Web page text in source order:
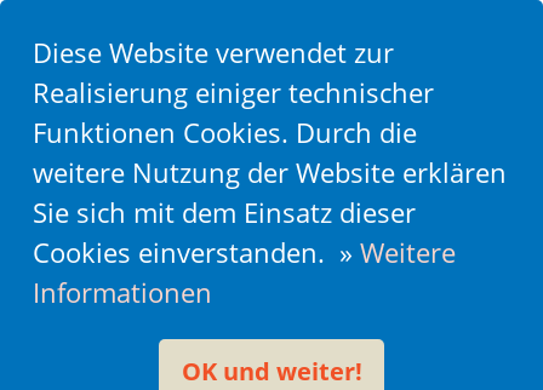
Diese Website verwendet zur
Realisierung einiger technischer
Funktionen Cookies. Durch die
weitere Nutzung der Website erklären
Sie sich mit dem Einsatz dieser
Cookies einverstanden. » Weitere
Informationen
OK und weiter!